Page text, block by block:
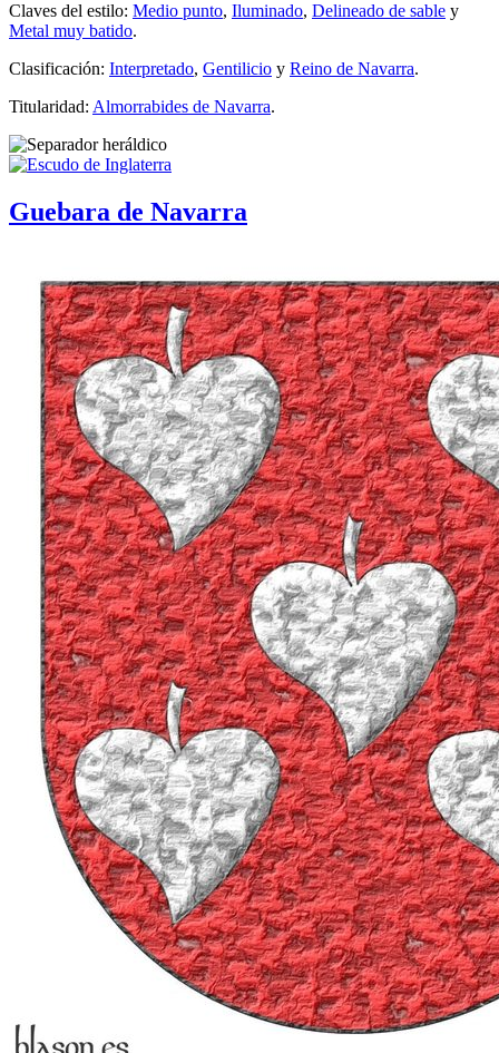
Claves del estilo: Medio punto, Iluminado, Delineado de sable y
Metal muy batido.
Clasificación: Interpretado, Gentilicio y Reino de Navarra.
Titularidad: Almorrabides de Navarra.
Guebara de Navarra